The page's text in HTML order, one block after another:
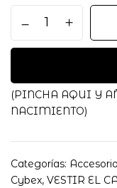
Nest
White
cantidad
(PINCHA AQUI Y
NACIMIENTO)
Categorías:
Cybex, VESTIR EL